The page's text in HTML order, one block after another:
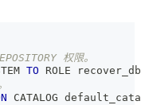
权限。
TO ROLE recover_db
CATALOG